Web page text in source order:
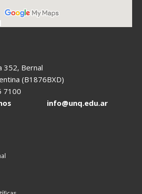
352, Bernal
(B1876BXD)
7100
info@unq.edu.ar